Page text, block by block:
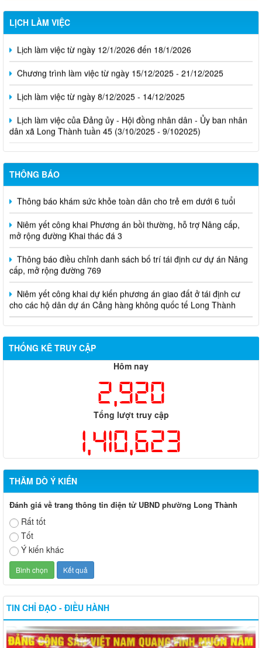
LỊCH LÀM VIỆC
Lịch làm việc từ ngày 12/1/2026 đến 18/1/2026
Chương trình làm việc từ ngày 15/12/2025 - 21/12/2025
Lịch làm việc từ ngày 8/12/2025 - 14/12/2025
Lịch làm việc của Đảng ủy - Hội đồng nhân dân - Ủy ban nhân
dân xã Long Thành tuần 45 (3/10/2025 - 9/102025)
THÔNG BÁO
Thông báo khám sức khỏe toàn dân cho trẻ em dưới 6 tuổi
Niêm yết công khai Phương án bồi thường, hỗ trợ Nâng cấp,
mở rộng đường Khai thác đá 3
Thông báo điều chỉnh danh sách bố trí tái định cư dự án Nâng
cấp, mở rộng đường 769
Niêm yết công khai dự kiến phương án giao đất ở tái định cư
cho các hộ dân dự án Cảng hàng không quốc tế Long Thành
THỐNG KÊ TRUY CẬP
Hôm nay
2,920
Tổng lượt truy cập
1,410,623
THĂM DÒ Ý KIẾN
Đánh giá về trang thông tin điện tử UBND phường Long Thành
Rất tốt
Tốt
Ý kiến khác
TIN CHỈ ĐẠO - ĐIỀU HÀNH